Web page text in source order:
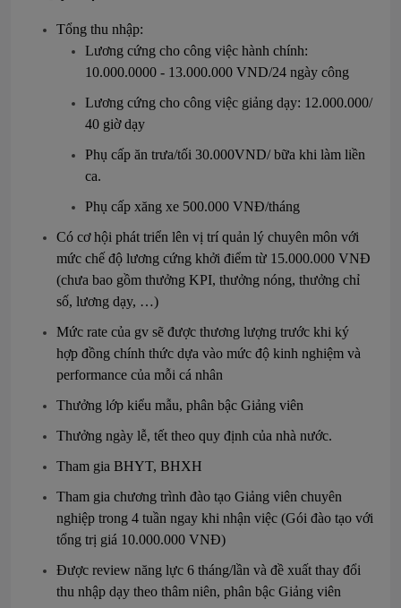
Tổng thu nhập:
Lương cứng cho công việc hành chính:
10.000.0000 - 13.000.000 VND/24 ngày công
Lương cứng cho công việc giảng dạy: 12.000.000/
40 giờ dạy
Phụ cấp ăn trưa/tối 30.000VND/ bữa khi làm liền
ca.
Phụ cấp xăng xe 500.000 VNĐ/tháng
Có cơ hội phát triển lên vị trí quản lý chuyên môn với
mức chế độ lương cứng khởi điểm từ 15.000.000 VNĐ
(chưa bao gồm thưởng KPI, thưởng nóng, thưởng chỉ
số, lương dạy, …)
Mức rate của gv sẽ được thương lượng trước khi ký
hợp đồng chính thức dựa vào mức độ kinh nghiệm và
performance của mỗi cá nhân
Thưởng lớp kiểu mẫu, phân bậc Giảng viên
Thưởng ngày lễ, tết theo quy định của nhà nước.
Tham gia BHYT, BHXH
Tham gia chương trình đào tạo Giảng viên chuyên
nghiệp trong 4 tuần ngay khi nhận việc (Gói đào tạo với
tổng trị giá 10.000.000 VNĐ)
Được review năng lực 6 tháng/lần và đề xuất thay đổi
thu nhập dạy theo thâm niên, phân bậc Giảng viên